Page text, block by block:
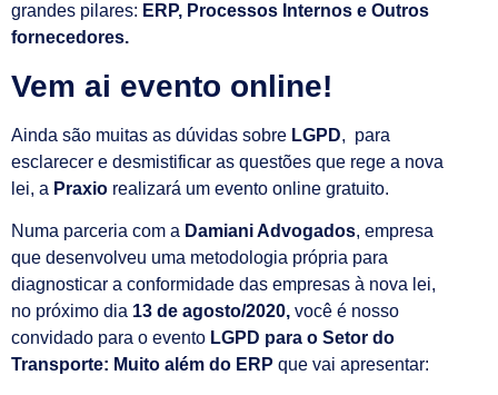
grandes pilares: ERP, Processos Internos e Outros
fornecedores.
Vem ai evento online!
Ainda são muitas as dúvidas sobre LGPD, para
esclarecer e desmistificar as questões que rege a nova
lei, a Praxio realizará um evento online gratuito.
Numa parceria com a Damiani Advogados, empresa
que desenvolveu uma metodologia própria para
diagnosticar a conformidade das empresas à nova lei,
no próximo dia 13 de agosto/2020, você é nosso
convidado para o evento LGPD para o Setor do
Transporte: Muito além do ERP que vai apresentar: